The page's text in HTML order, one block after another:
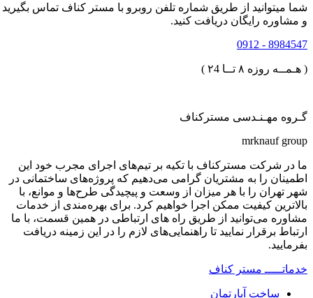
شما میتوانید از طریق شماره تلفن روبرو با مستر کناف تماس بگیرید
و مشاوره رایگان دریافت کنید.
8984547 - 0912
( هـمــه روزه ۸ تــا ۲4 )
گـروه مهـنـدسی مسترکناف
mrknauf group
ما در شرکت مسترکناف با تکیه بر تیم‌های اجرای مجرب خود این
اطمینان را به مشتریان گرامی می‌دهیم که پروژه‌های ساختمانی در
شهر تهران را با هر میزان از وسعت و پیچیدگی طرح‌ها و موانع، با
بالاترین کیفیت ممکن اجرا خواهیم کرد. برای بهره‌مندی از خدمات
مشاوره می‌توانید از طریق راه های ارتباطی در همین قسمت، با ما
ارتباط برقرار نمایید تا راهنمایی‌های لازم را در این زمینه دریافت
بفرمایید.
خدماتـــــمستر کناف
ساخت آپارتمان